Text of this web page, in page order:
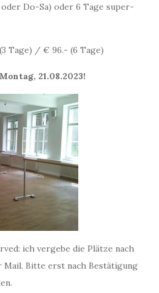
Do-Sa) oder 6 Tage super-
Tage) / € 96.- (6 Tage)
21.08.2023!
ich vergebe die Plätze nach
Mail. Bitte erst nach Bestätigung